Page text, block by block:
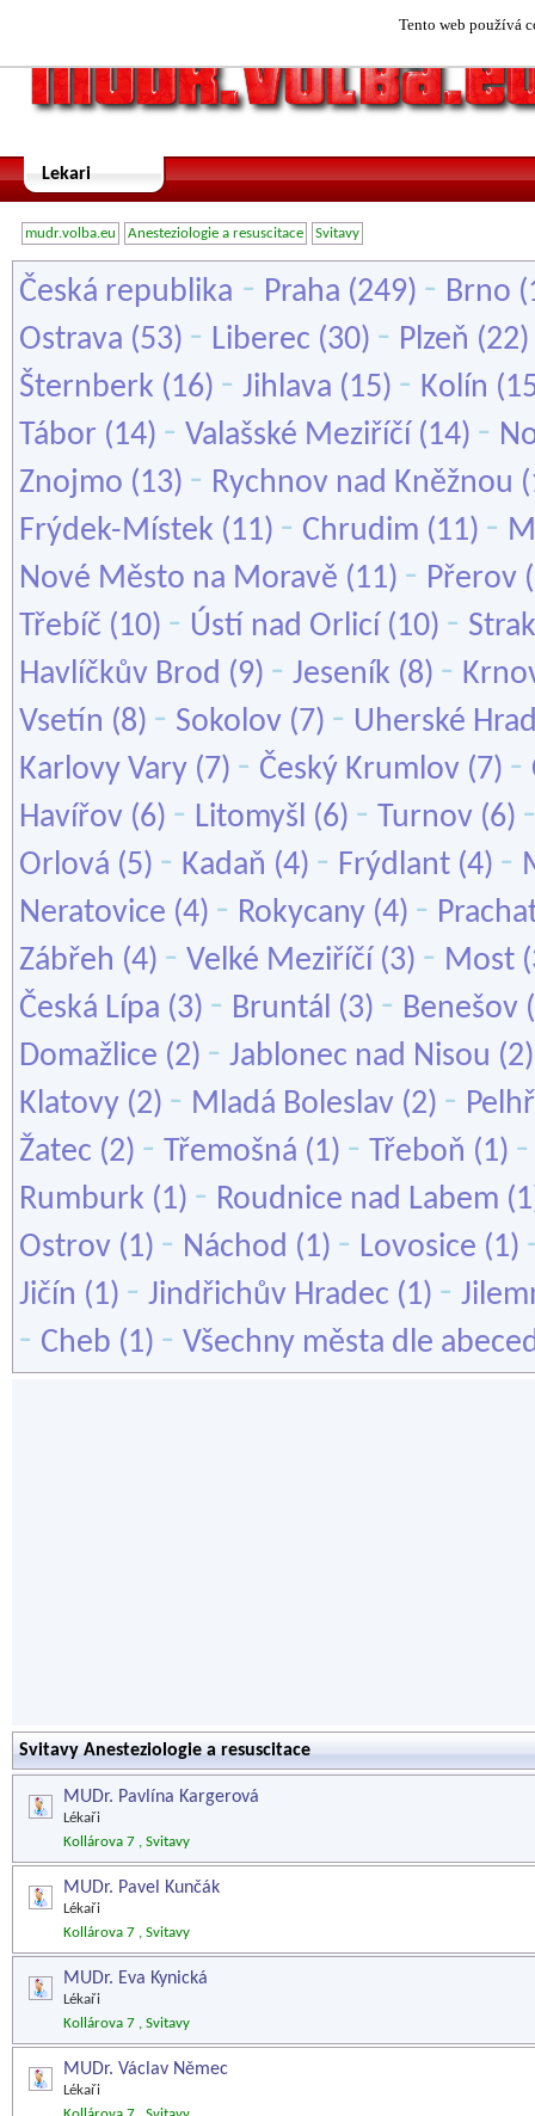
Tento web používá
Lekari
mudr.volba.eu Anesteziologie a resuscitace Svitavy
Česká republika - Praha (249) - Brno
Ostrava (53) - Liberec (30) - Plzeň (22)
Šternberk (16) - Jihlava (15) - Kolín
Tábor (14) - Valašské Meziříčí (14) -
Znojmo (13) - Rychnov nad Kněžnou
Frýdek-Místek (11) - Chrudim (11) -
Nové Město na Moravě (11) - Přerov
Třebíč (10) - Ústí nad Orlicí (10) -
Havlíčkův Brod (9) - Jeseník (8) -
Vsetín (8) - Sokolov (7) - Uherské
Karlovy Vary (7) - Český Krumlov (7) -
Havířov (6) - Litomyšl (6) - Turnov (6)
Orlová (5) - Kadaň (4) - Frýdlant (4) -
Neratovice (4) - Rokycany (4) -
Zábřeh (4) - Velké Meziříčí (3) - Most
Česká Lípa (3) - Bruntál (3) - Benešov
Domažlice (2) - Jablonec nad Nisou
Klatovy (2) - Mladá Boleslav (2) -
Žatec (2) - Třemošná (1) - Třeboň (1)
Rumburk (1) - Roudnice nad Labem
Ostrov (1) - Náchod (1) - Lovosice (1)
Jičín (1) - Jindřichův Hradec (1) -
- Cheb (1) - Všechny města dle
Svitavy Anesteziologie a resuscitace
MUDr. Pavlína Kargerová
Lékaři
Kollárova 7 , Svitavy
MUDr. Pavel Kunčák
Lékaři
Kollárova 7 , Svitavy
MUDr. Eva Kynická
Lékaři
Kollárova 7 , Svitavy
MUDr. Václav Němec
Lékaři